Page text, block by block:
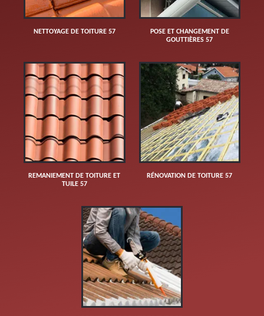
NETTOYAGE DE TOITURE 57
POSE ET CHANGEMENT DE
GOUTTIÈRES 57
REMANIEMENT DE TOITURE ET
TUILE 57
RÉNOVATION DE TOITURE 57